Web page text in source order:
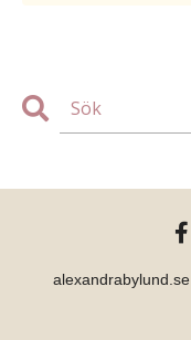
alexandrabylund.se